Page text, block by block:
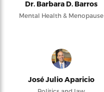
Dr. Barbara D. Barros
Mental Health & Menopause
José Julio Aparicio